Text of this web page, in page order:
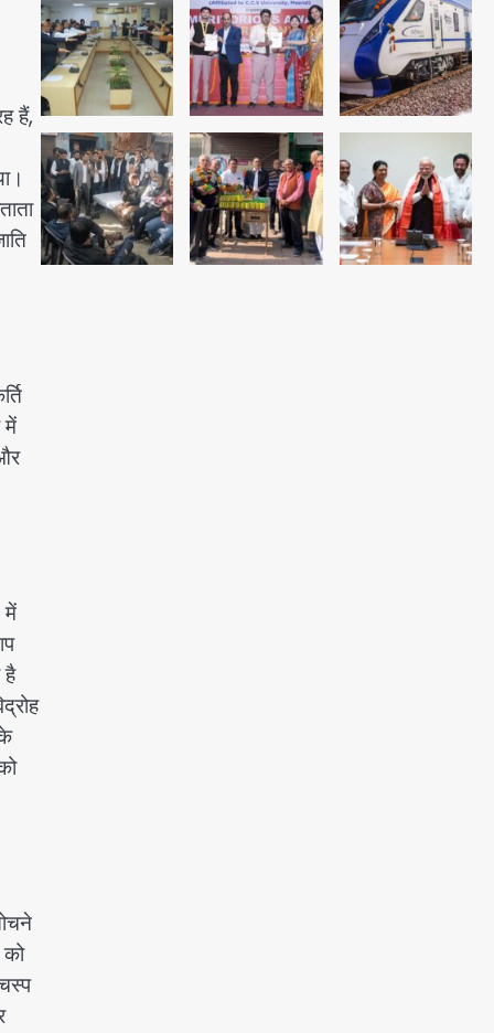
हैं,
में
में
3
अब पहला स्थान हासिल करना लक्ष्य:
डीएम
Team JHJ
4
28 साल बाद कानून के शिकंजे में आया
हत्या का फरार आरोपी
Team JHJ